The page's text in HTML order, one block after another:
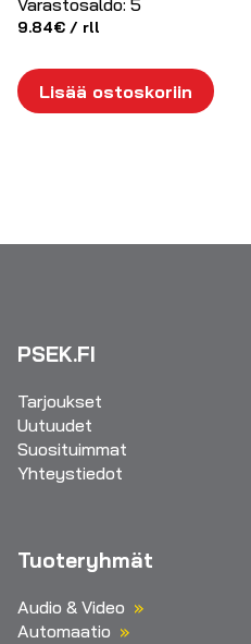
9.84€ / rll
Lisää ostoskoriin
PSEK.FI
Tarjoukset
Uutuudet
Suosituimmat
Yhteystiedot
Tuoteryhmät
Audio & Video
Automaatio